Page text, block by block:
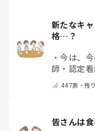
新たなキ
格…？
・今は、
師 ・ 認定
内視鏡技師
447票・残
皆さんは